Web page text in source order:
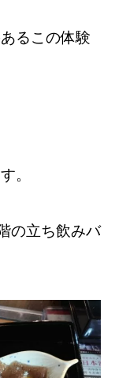
るこの体験
。
の立ち飲みバ